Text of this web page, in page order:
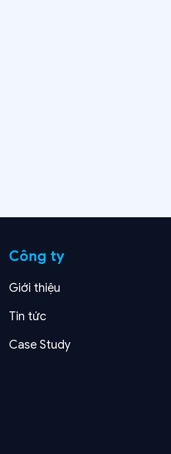
Công ty
Giới thiệu
Tin tức
Case Study